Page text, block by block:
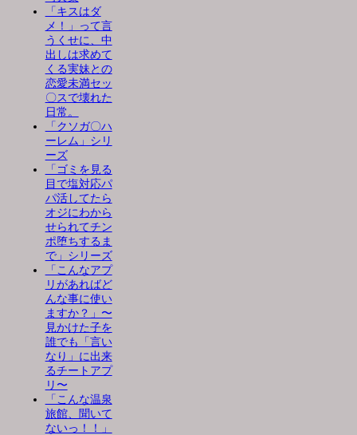
「キスはダ
メ！」って言
うくせに、中
出しは求めて
くる実妹との
恋愛未満セッ
〇スで壊れた
日常。
「クソガ〇ハ
ーレム」シリ
ーズ
「ゴミを見る
目で塩対応パ
パ活してたら
オジにわから
せられてチン
ポ堕ちするま
で」シリーズ
「こんなアプ
リがあればど
んな事に使い
ますか？」〜
見かけた子を
誰でも「言い
なり」に出来
るチートアプ
リ〜
「こんな温泉
旅館、聞いて
ないっ！！」